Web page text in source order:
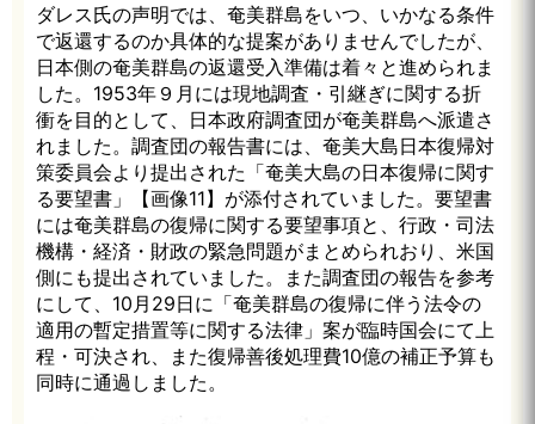
ダレス氏の声明では、奄美群島をいつ、いかなる条件
で返還するのか具体的な提案がありませんでしたが、
日本側の奄美群島の返還受入準備は着々と進められま
した。1953年９月には現地調査・引継ぎに関する折
衝を目的として、日本政府調査団が奄美群島へ派遣さ
れました。調査団の報告書には、奄美大島日本復帰対
策委員会より提出された「奄美大島の日本復帰に関す
る要望書」【画像11】が添付されていました。要望書
には奄美群島の復帰に関する要望事項と、行政・司法
機構・経済・財政の緊急問題がまとめられおり、米国
側にも提出されていました。また調査団の報告を参考
にして、10月29日に「奄美群島の復帰に伴う法令の
適用の暫定措置等に関する法律」案が臨時国会にて上
程・可決され、また復帰善後処理費10億の補正予算も
同時に通過しました。